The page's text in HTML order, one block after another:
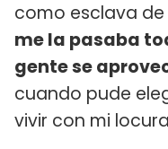
como esclava
me la pasaba
gente se
cuando pude
vivir con mi